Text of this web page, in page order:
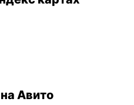
на Авито